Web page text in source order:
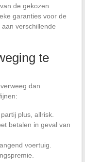
de gekozen
garanties voor de
verschillende
te
dan
plus, allrisk.
betalen in geval van
voertuig.